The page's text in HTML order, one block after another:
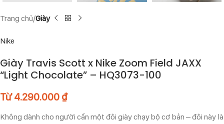
Trang chủ Giày
Nike
Giày Travis Scott x Nike Zoom Field JAXX
“Light Chocolate” – HQ3073-100
Từ4.290.000 ₫
Không dành cho người cần một đôi giày chạy bộ cơ bản – đôi này là